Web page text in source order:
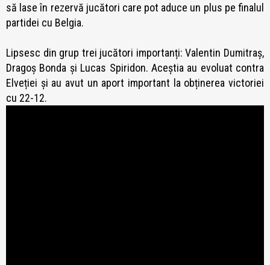
să lase în rezervă jucători care pot aduce un plus pe finalul
partidei cu Belgia.
Lipsesc din grup trei jucători importanți: Valentin Dumitraș,
Dragoș Bonda și Lucas Spiridon. Aceștia au evoluat contra
Elveției și au avut un aport important la obținerea victoriei
cu 22-12.